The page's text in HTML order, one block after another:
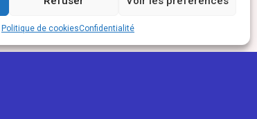
Politique de cookiesConfidentialité